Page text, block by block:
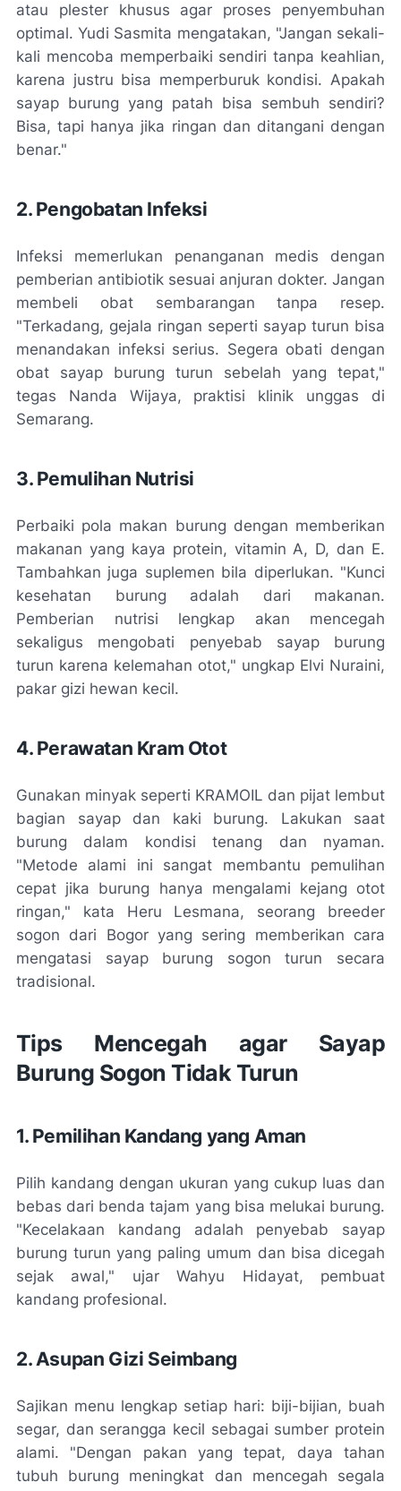
atau plester khusus agar proses penyembuhan
optimal. Yudi Sasmita mengatakan, "Jangan sekali-
kali mencoba memperbaiki sendiri tanpa keahlian,
karena justru bisa memperburuk kondisi. Apakah
sayap burung yang patah bisa sembuh sendiri?
Bisa, tapi hanya jika ringan dan ditangani dengan
benar."
2. Pengobatan Infeksi
Infeksi memerlukan penanganan medis dengan
pemberian antibiotik sesuai anjuran dokter. Jangan
membeli obat sembarangan tanpa resep.
"Terkadang, gejala ringan seperti sayap turun bisa
menandakan infeksi serius. Segera obati dengan
obat sayap burung turun sebelah yang tepat,"
tegas Nanda Wijaya, praktisi klinik unggas di
Semarang.
3. Pemulihan Nutrisi
Perbaiki pola makan burung dengan memberikan
makanan yang kaya protein, vitamin A, D, dan E.
Tambahkan juga suplemen bila diperlukan. "Kunci
kesehatan burung adalah dari makanan.
Pemberian nutrisi lengkap akan mencegah
sekaligus mengobati penyebab sayap burung
turun karena kelemahan otot," ungkap Elvi Nuraini,
pakar gizi hewan kecil.
4. Perawatan Kram Otot
Gunakan minyak seperti KRAMOIL dan pijat lembut
bagian sayap dan kaki burung. Lakukan saat
burung dalam kondisi tenang dan nyaman.
"Metode alami ini sangat membantu pemulihan
cepat jika burung hanya mengalami kejang otot
ringan," kata Heru Lesmana, seorang breeder
sogon dari Bogor yang sering memberikan cara
mengatasi sayap burung sogon turun secara
tradisional.
Tips Mencegah agar Sayap
Burung Sogon Tidak Turun
1. Pemilihan Kandang yang Aman
Pilih kandang dengan ukuran yang cukup luas dan
bebas dari benda tajam yang bisa melukai burung.
"Kecelakaan kandang adalah penyebab sayap
burung turun yang paling umum dan bisa dicegah
sejak awal," ujar Wahyu Hidayat, pembuat
kandang profesional.
2. Asupan Gizi Seimbang
Sajikan menu lengkap setiap hari: biji-bijian, buah
segar, dan serangga kecil sebagai sumber protein
alami. "Dengan pakan yang tepat, daya tahan
tubuh burung meningkat dan mencegah segala